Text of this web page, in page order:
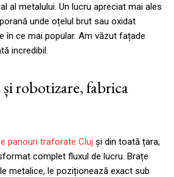
al metalului. Un lucru apreciat mai ales
unde oțelul brut sau oxidat
în ce mai popular. Am văzut fațade
incredibil.
robotizare, fabrica
panouri traforate Cluj și din toată țara,
complet fluxul de lucru. Brațe
metalice, le poziționează exact sub